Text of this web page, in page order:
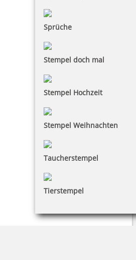
Sprüche
Stempel doch mal
Stempel Hochzeit
Stempel Weihnachten
Taucherstempel
Tierstempel